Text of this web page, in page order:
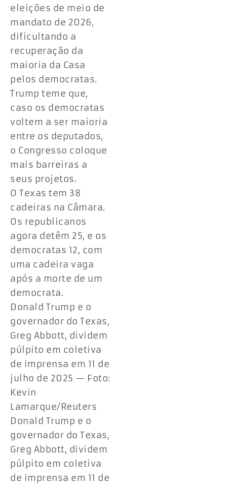
eleições de meio de
mandato de 2026,
dificultando a
recuperação da
maioria da Casa
pelos democratas.
Trump teme que,
caso os democratas
voltem a ser maioria
entre os deputados,
o Congresso coloque
mais barreiras a
seus projetos.
O Texas tem 38
cadeiras na Câmara.
Os republicanos
agora detêm 25, e os
democratas 12, com
uma cadeira vaga
após a morte de um
democrata.
Donald Trump e o
governador do Texas,
Greg Abbott, dividem
púlpito em coletiva
de imprensa em 11 de
julho de 2025 — Foto:
Kevin
Lamarque/Reuters
Donald Trump e o
governador do Texas,
Greg Abbott, dividem
púlpito em coletiva
de imprensa em 11 de